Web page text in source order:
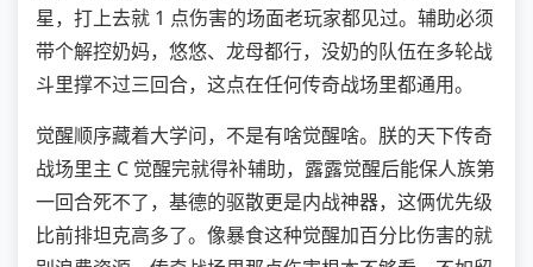
星，打上去就 1 点伤害的场面老玩家都见过。辅助必须
带个解控奶妈，悠悠、龙母都行，没奶的队伍在多轮战
斗里撑不过三回合，这点在任何传奇战场里都通用。
觉醒顺序藏着大学问，不是有啥觉醒啥。朕的天下传奇
战场里主 C 觉醒完就得补辅助，露露觉醒后能保人族第
一回合死不了，基德的驱散更是内战神器，这俩优先级
比前排坦克高多了。像暴食这种觉醒加百分比伤害的就